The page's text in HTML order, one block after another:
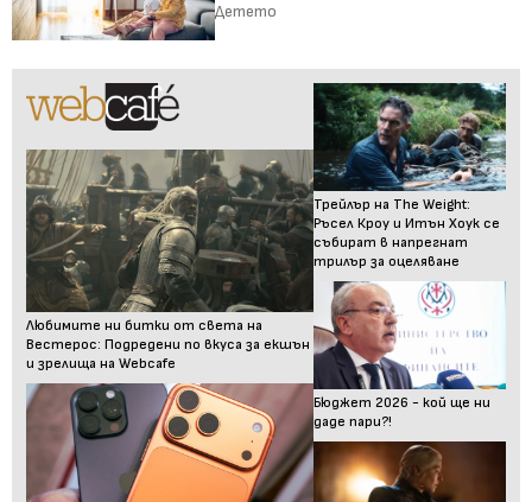
Детето
Любимите ни битки от света на
Вестерос: Подредени по вкуса за екшън
и зрелища на Webcafe
Трейлър на The Weight:
Ръсел Кроу и Итън Хоук се
събират в напрегнат
трилър за оцеляване
Бюджет 2026 - кой ще ни
даде пари?!